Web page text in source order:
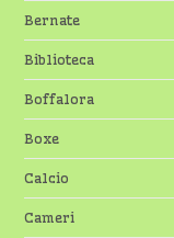
Bernate
Biblioteca
Boffalora
Boxe
Calcio
Cameri